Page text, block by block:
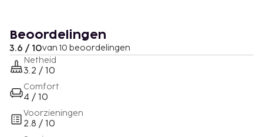
Beoordelingen
3.6 / 10van 10 beoordelingen
Netheid
3.2 / 10
Comfort
4 / 10
Voorzieningen
2.8 / 10